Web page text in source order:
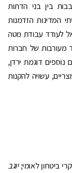
בין בני הדתות
המדינות הזדמנות
לעודד עבודת מטה
מעורבות של חברות
נוספים דוגמת ירדן,
עשויה להקנות
ביטחון לאומי;יוגב